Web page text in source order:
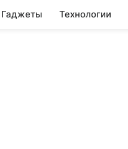
Гаджеты Технологии